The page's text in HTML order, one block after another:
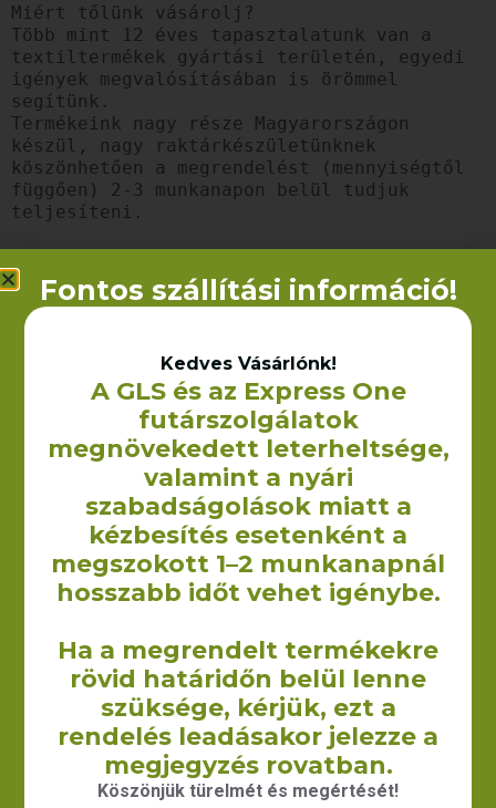
Miért tőlünk vásárolj?
Több mint 12 éves tapasztalatunk van a
textiltermékek gyártási területén, egyedi
igények megvalósításában is örömmel
segítünk.
Termékeink nagy része Magyarországon
készül, nagy raktárkészületünknek
köszönhetően a megrendelést (mennyiségtől
függően) 2-3 munkanapon belül tudjuk
teljesíteni.
Kapcsolódó termékek
Cuba vászontáska –
g/m2 vastag)
390Ft – 560Ft +ÁFA
OPCIÓK
Jamaica (talpas)
hosszú füllel –
38x42x8 cm (140
g/m2)
930Ft – 1 010Ft +ÁFA
OPCIÓK
Fontos szállítási információ!
Kedves Vásárlónk!
A GLS és az Express One
futárszolgálatok
megnövekedett leterheltsége,
valamint a nyári
szabadságolások miatt a
kézbesítés esetenként a
megszokott 1–2 munkanapnál
hosszabb időt vehet igénybe.
Ha a megrendelt termékekre
rövid határidőn belül lenne
szüksége, kérjük, ezt a
rendelés leadásakor jelezze a
megjegyzés rovatban.
Köszönjük türelmét és megértését!